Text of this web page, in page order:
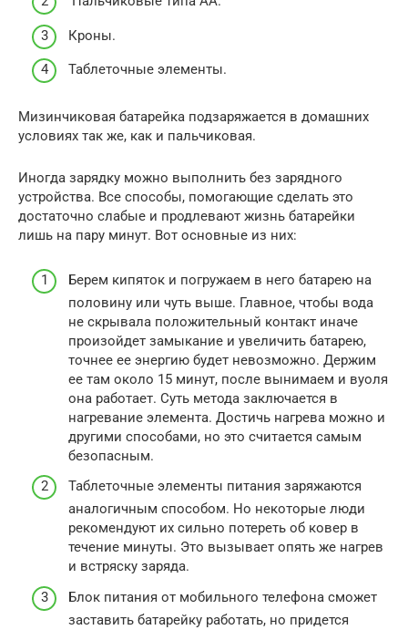
Кроны.
Таблеточные элементы.
Мизинчиковая батарейка подзаряжается в домашних
условиях так же, как и пальчиковая.
Иногда зарядку можно выполнить без зарядного
устройства. Все способы, помогающие сделать это
достаточно слабые и продлевают жизнь батарейки
лишь на пару минут. Вот основные из них:
Берем кипяток и погружаем в него батарею на
половину или чуть выше. Главное, чтобы вода
не скрывала положительный контакт иначе
произойдет замыкание и увеличить батарею,
точнее ее энергию будет невозможно. Держим
ее там около 15 минут, после вынимаем и вуоля
она работает. Суть метода заключается в
нагревание элемента. Достичь нагрева можно и
другими способами, но это считается самым
безопасным.
Таблеточные элементы питания заряжаются
аналогичным способом. Но некоторые люди
рекомендуют их сильно потереть об ковер в
течение минуты. Это вызывает опять же нагрев
и встряску заряда.
Блок питания от мобильного телефона сможет
заставить батарейку работать, но придется